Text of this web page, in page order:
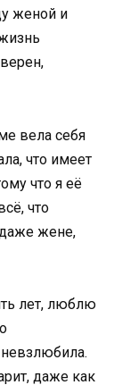
женой и
вела себя
что имеет
что я её
что
даже жене,
лет, люблю
даже как